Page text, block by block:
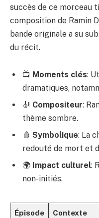
succès de ce morceau
composition de Ramin
bande originale a su
du récit.
📺 Moments clés:
dramatiques,
🎻 Compositeur:
thème sombre.
🩸 Symbolique: La
redouté de mort et
🌍 Impact culturel:
non-initiés.
Épisode Contexte